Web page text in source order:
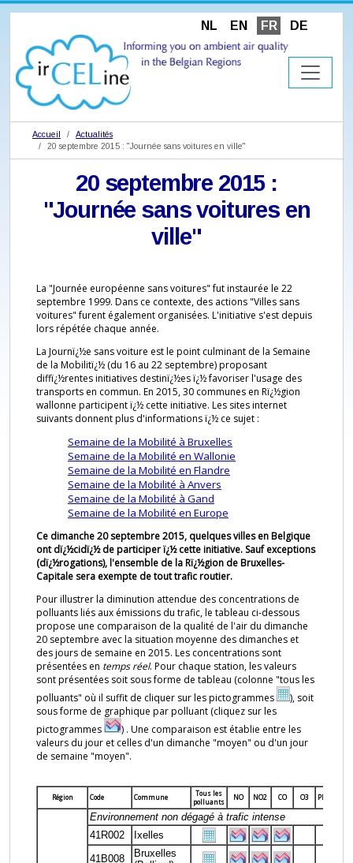
NL EN FR DE
Accueil
Actualités
20 septembre 2015 : "Journée sans voitures en ville"
20 septembre 2015 :
"Journée sans voitures en
ville"